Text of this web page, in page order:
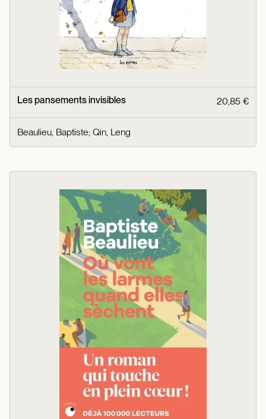
Les pansements invisibles 20,85 €
Beaulieu, Baptiste; Qin, Leng